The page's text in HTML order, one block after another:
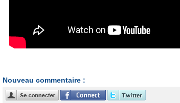
Nouveau commentaire :